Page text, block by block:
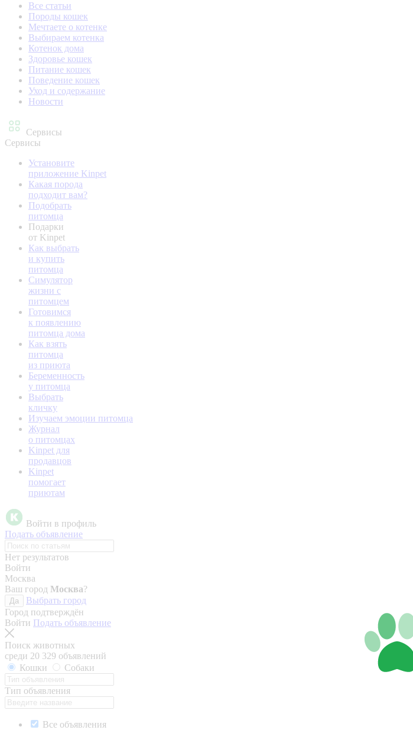
Все статьи
Породы кошек
Мечтаете о котенке
Выбираем котенка
Котенок дома
Здоровье кошек
Питание кошек
Поведение кошек
Уход и содержание
Новости
Сервисы
Сервисы
Установите
приложение Kinpet
Какая порода
подходит вам?
Подобрать
питомца
Подарки
от Kinpet
Как выбрать
и купить
питомца
Симулятор
жизни с
питомцем
Готовимся
к появлению
питомца дома
Как взять
питомца
из приюта
Беременность
у питомца
Выбрать
кличку
Изучаем эмоции питомца
Журнал
о питомцах
Kinpet для
продавцов
Kinpet
помогает
приютам
Войти в профиль
Подать объявление
Нет результатов
Войти
Москва
Ваш город Москва?
Да
Выбрать город
Город подтверждён
Войти Подать объявление
Поиск животных
среди 20 329 объявлений
Кошки
Собаки
Тип объявления
Все объявления